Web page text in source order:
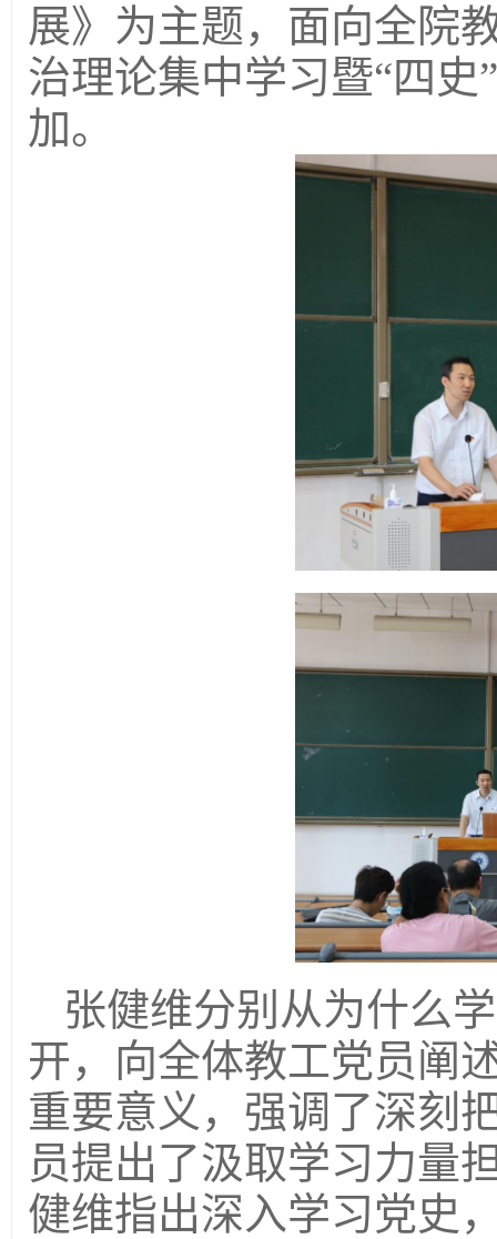
展》为主题，面向全院
治理论集中学习暨“四
加。
张健维分别从为什么
开，向全体教工党员阐
重要意义，强调了深刻
员提出了汲取学习力量
健维指出深入学习党史